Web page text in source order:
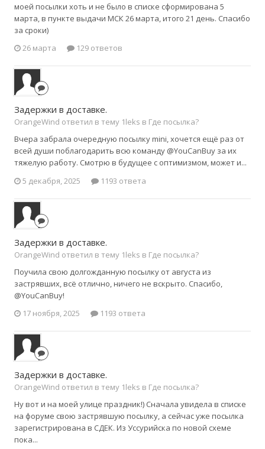
моей посылки хоть и не было в списке сформирована 5
марта, в пункте выдачи МСК 26 марта, итого 21 день. Спасибо
за сроки)
26 марта
129 ответов
Задержки в доставке.
OrangeWind ответил в тему 1leks в Где посылка?
Вчера забрала очередную посылку mini, хочется ещё раз от
всей души поблагодарить всю команду @YouCanBuy за их
тяжелую работу. Смотрю в будущее с оптимизмом, может и...
5 декабря, 2025
1193 ответа
Задержки в доставке.
OrangeWind ответил в тему 1leks в Где посылка?
Поучила свою долгожданную посылку от августа из
застрявших, всё отлично, ничего не вскрыто. Спасибо,
@YouCanBuy!
17 ноября, 2025
1193 ответа
Задержки в доставке.
OrangeWind ответил в тему 1leks в Где посылка?
Ну вот и на моей улице праздник!) Сначала увидела в списке
на форуме свою застрявшую посылку, а сейчас уже посылка
зарегистрирована в СДЕК. Из Уссурийска по новой схеме
пока...